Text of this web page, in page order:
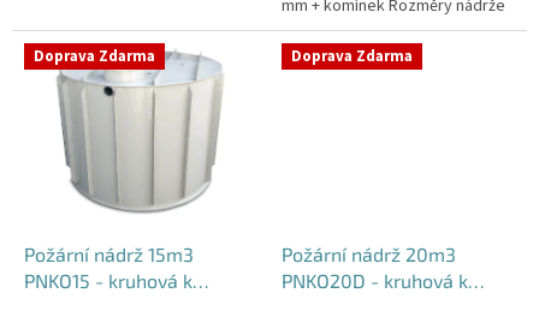
mm + komínek Rozměry nádrže
možno jakkoliv upravit -
vyrobíme nádrž na míru!Nádrž...
Doprava Zdarma
Požární nádrž 15m3
PNKO15 - kruhová k
Doprava Zdarma
Požární nádrž 20m3
PNKO20D - kruhová k